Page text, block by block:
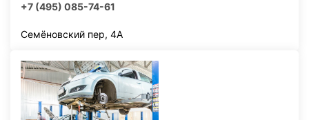
+7 (495) 085-74-61
Семёновский пер, 4А